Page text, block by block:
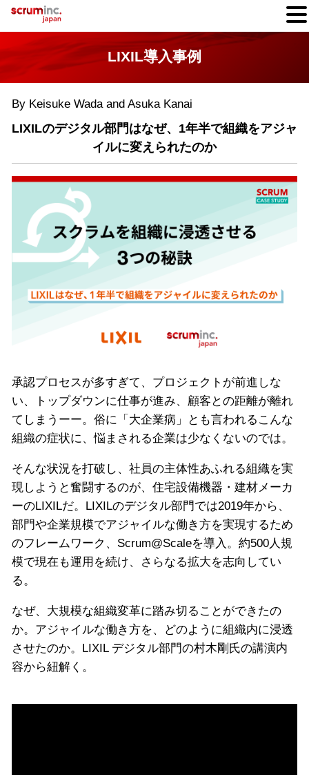
LIXIL導入事例
By Keisuke Wada and Asuka Kanai
LIXILのデジタル部門はなぜ、1年半で組織をアジャ
イルに変えられたのか
承認プロセスが多すぎて、プロジェクトが前進しな
い、トップダウンに仕事が進み、顧客との距離が離れ
てしまうーー。俗に「大企業病」とも言われるこんな
組織の症状に、悩まされる企業は少なくないのでは。
そんな状況を打破し、社員の主体性あふれる組織を実
現しようと奮闘するのが、住宅設備機器・建材メーカ
ーのLIXILだ。LIXILのデジタル部門では2019年から、
部門や企業規模でアジャイルな働き方を実現するため
のフレームワーク、Scrum@Scaleを導入。約500人規
模で現在も運用を続け、さらなる拡大を志向してい
る。
なぜ、大規模な組織変革に踏み切ることができたの
か。アジャイルな働き方を、どのように組織内に浸透
させたのか。LIXIL デジタル部門の村木剛氏の講演内
容から紐解く。